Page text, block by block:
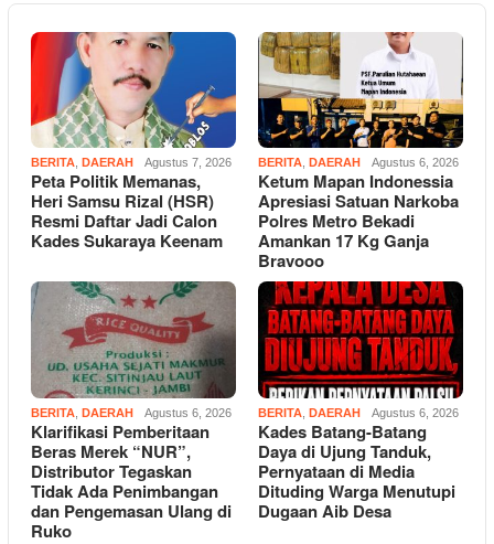
BERITA DAERAH Agustus 7, 2026
Peta Politik Memanas,
Heri Samsu Rizal (HSR)
Resmi Daftar Jadi Calon
Kades Sukaraya Keenam
BERITA DAERAH Agustus 6, 2026
Ketum Mapan Indonessia
Apresiasi Satuan Narkoba
Polres Metro Bekadi
Amankan 17 Kg Ganja
Bravooo
BERITA DAERAH Agustus 6, 2026
Klarifikasi Pemberitaan
Beras Merek “NUR”,
Distributor Tegaskan
Tidak Ada Penimbangan
dan Pengemasan Ulang di
Ruko
BERITA DAERAH Agustus 6, 2026
Kades Batang-Batang
Daya di Ujung Tanduk,
Pernyataan di Media
Dituding Warga Menutupi
Dugaan Aib Desa